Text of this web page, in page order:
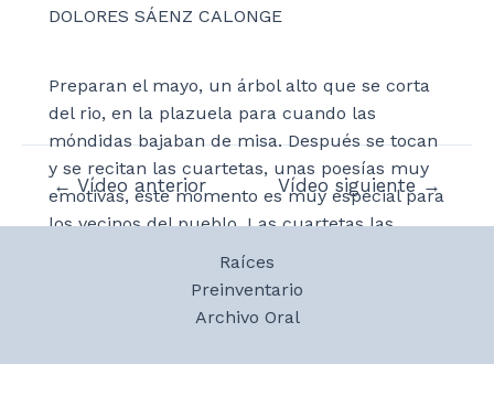
DOLORES SÁENZ CALONGE
Preparan el mayo, un árbol alto que se corta
del rio, en la plazuela para cuando las
móndidas bajaban de misa. Después se tocan
y se recitan las cuartetas, unas poesías muy
emotivas, este momento es muy especial para
los vecinos del pueblo. Las cuartetas las
preparan las móndidas con o sin ayuda. Las
poesías suelen ser bastante personales y
abordan temática de la fiesta, recuerdos o
a las móndidas, un papel importante en esta
Navegación
← Vídeo anterior Vídeo siguiente →
Raíces
Preinventario
Archivo Oral